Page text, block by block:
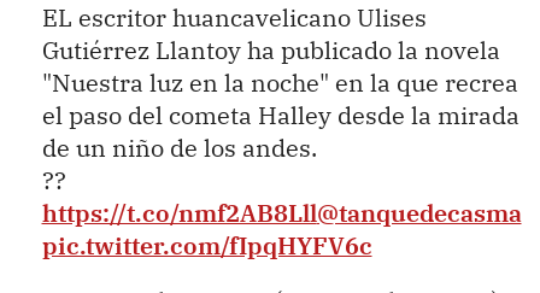
EL escritor huancavelicano Ulises
Gutiérrez Llantoy ha publicado la novela
"Nuestra luz en la noche" en la que recrea
el paso del cometa Halley desde la mirada
de un niño de los andes.
??
https://t.co/nmf2AB8Lll@tanquedecasma
pic.twitter.com/fIpqHYFV6c